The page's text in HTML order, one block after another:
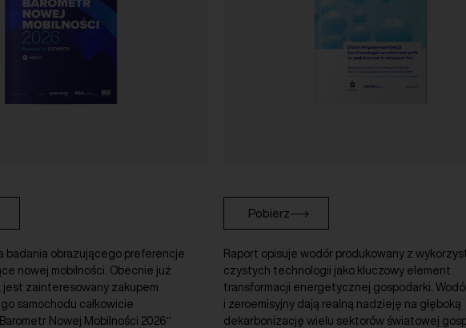
badania obrazującego preferencje
nowej mobilności. Obecnie już
jest zainteresowany zakupem
samochodu całkowicie
Nowej Mobilności 2026″
Pobierz
Raport opisuje wodór produkowany z
czystych technologii jako kluczowy element
transformacji energetycznej gospodarki.
i zeroemisyjny dają realną nadzieję na głęboką
dekarbonizację wielu sektorów światowej